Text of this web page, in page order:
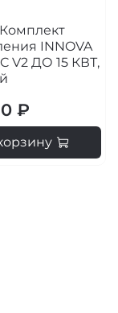
INNOVA
V2 ДО 15 КВТ,
₽